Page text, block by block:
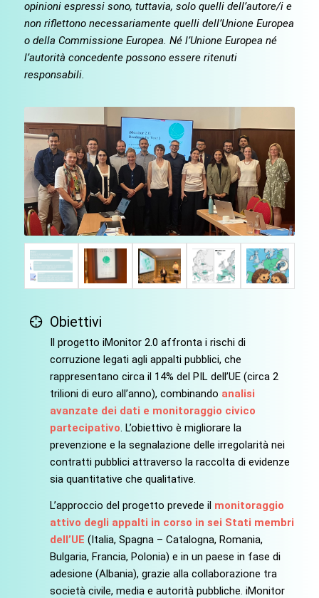
opinioni espressi sono, tuttavia, solo quelli dell’autore/i e
non riflettono necessariamente quelli dell’Unione Europea
o della Commissione Europea. Né l’Unione Europea né
l’autorità concedente possono essere ritenuti
responsabili.
Obiettivi
Il progetto iMonitor 2.0 affronta i rischi di
corruzione legati agli appalti pubblici, che
rappresentano circa il 14% del PIL dell’UE (circa 2
trilioni di euro all’anno), combinando analisi
avanzate dei dati e monitoraggio civico
partecipativo. L’obiettivo è migliorare la
prevenzione e la segnalazione delle irregolarità nei
contratti pubblici attraverso la raccolta di evidenze
sia quantitative che qualitative.
L’approccio del progetto prevede il monitoraggio
attivo degli appalti in corso in sei Stati membri
dell’UE (Italia, Spagna – Catalogna, Romania,
Bulgaria, Francia, Polonia) e in un paese in fase di
adesione (Albania), grazie alla collaborazione tra
società civile, media e autorità pubbliche. iMonitor